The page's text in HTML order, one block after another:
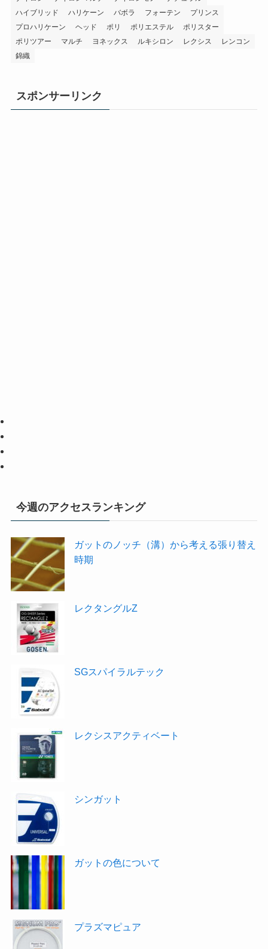
ハイブリッド
ハリケーン バボラ フォーテン
プリンス
プロハリケーン
ヘッド ポリ ポリエステル
ポリスター
ポリツアー
マルチ ヨネックス ルキシロン レクシス
レンコン
錦織
スポンサーリンク
今週のアクセスランキング
ガットのノッチ（溝）から考える張り替え
時期
レクタングルZ
SGスパイラルテック
レクシスアクティベート
シンガット
ガットの色について
プラズマピュア